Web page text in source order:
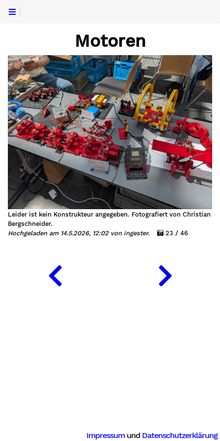
Motoren
Leider ist kein Konstrukteur angegeben. Fotografiert von Christian
Bergschneider.
Hochgeladen am 14.5.2026, 12:02 von ingester.
23 / 46
Impressum und Datenschutzerklärung